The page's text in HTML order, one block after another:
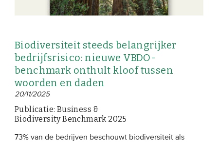
Biodiversiteit steeds belangrijker
bedrijfsrisico: nieuwe VBDO-
benchmark onthult kloof tussen
woorden en daden
20/11/2025
Publicatie: Business &
Biodiversity Benchmark 2025
73% van de bedrijven beschouwt biodiversiteit als